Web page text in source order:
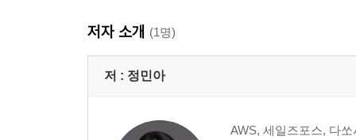
저자 소개 (1명)
저 : 정민아
AWS, 세일즈포스, 다